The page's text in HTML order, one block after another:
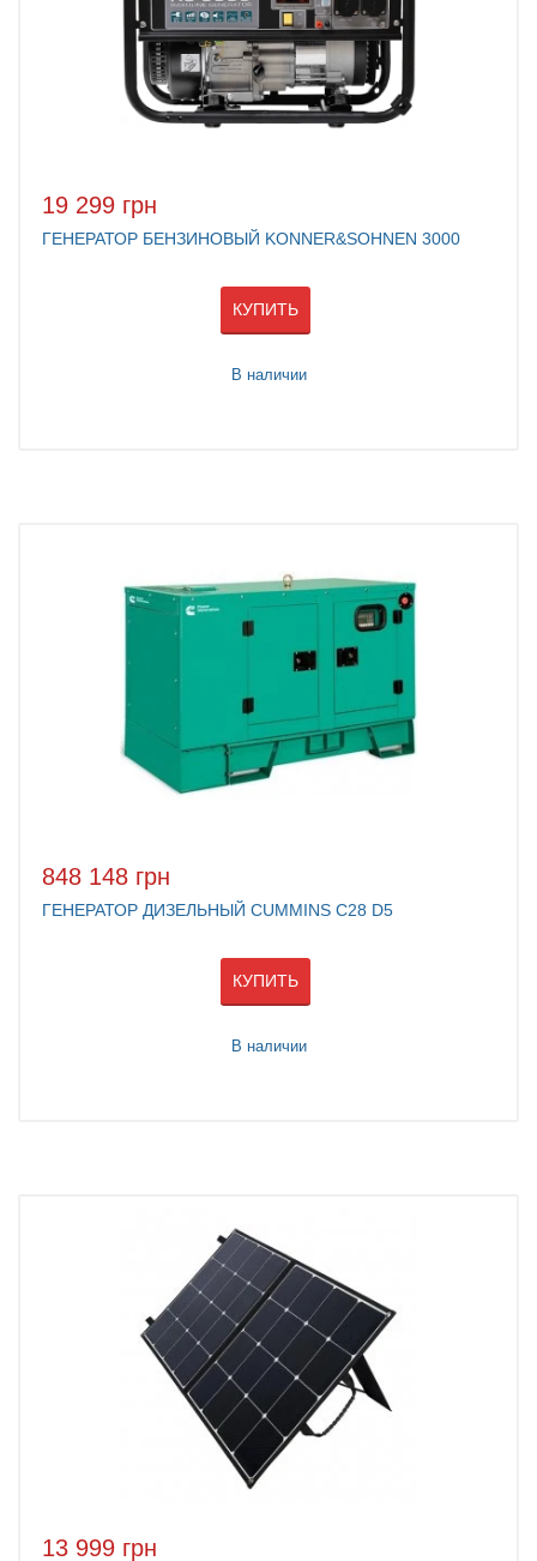
19 299 грн
ГЕНЕРАТОР БЕНЗИНОВЫЙ KONNER&SOHNEN 3000
КУПИТЬ
В наличии
848 148 грн
ГЕНЕРАТОР ДИЗЕЛЬНЫЙ CUMMINS C28 D5
КУПИТЬ
В наличии
13 999 грн